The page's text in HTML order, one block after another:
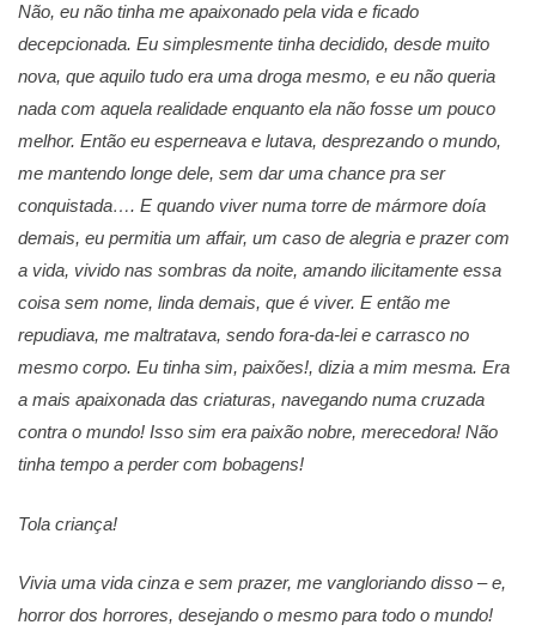
Não, eu não tinha me apaixonado pela vida e ficado
decepcionada. Eu simplesmente tinha decidido, desde muito
nova, que aquilo tudo era uma droga mesmo, e eu não queria
nada com aquela realidade enquanto ela não fosse um pouco
melhor. Então eu esperneava e lutava, desprezando o mundo,
me mantendo longe dele, sem dar uma chance pra ser
conquistada…. E quando viver numa torre de mármore doía
demais, eu permitia um affair, um caso de alegria e prazer com
a vida, vivido nas sombras da noite, amando ilicitamente essa
coisa sem nome, linda demais, que é viver. E então me
repudiava, me maltratava, sendo fora-da-lei e carrasco no
mesmo corpo. Eu tinha sim, paixões!, dizia a mim mesma. Era
a mais apaixonada das criaturas, navegando numa cruzada
contra o mundo! Isso sim era paixão nobre, merecedora! Não
tinha tempo a perder com bobagens!
Tola criança!
Vivia uma vida cinza e sem prazer, me vangloriando disso – e,
horror dos horrores, desejando o mesmo para todo o mundo!